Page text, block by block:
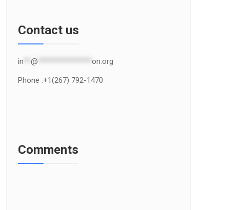
Contact us
in @ on.org
Phone .+1(267) 792-1470
Comments